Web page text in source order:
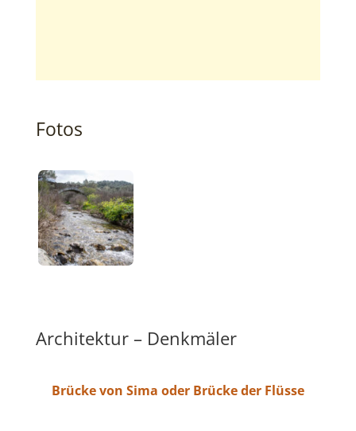
Fotos
Architektur – Denkmäler
Brücke von Sima oder Brücke der Flüsse